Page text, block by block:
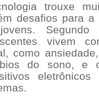
trouxe
desafios para
vivem
como
do sono, e